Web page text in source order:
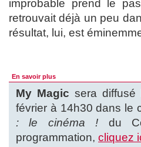
improbable prend le
retrouvait déjà un peu
résultat, lui, est
En savoir plus
My Magic sera
février à 14h30 dans le
: le cinéma ! du
programmation, cliquez